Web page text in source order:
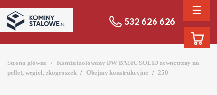
☰
532 626 626
Strona główna
Komin izolowany DW BASIC SOLID zewnętrzny na
pellet, węgiel, ekogroszek
Obejmy konstrukcyjne 250